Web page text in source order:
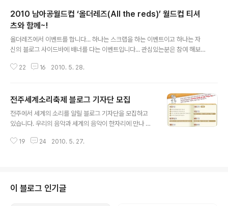
2010 남아공월드컵 ‘올더레즈(All the reds)’ 월드컵 티셔
츠와 함께~!
올더레즈에서 이벤트를 합니다... 하나는 스크랩을 하는 이벤트이고 하나는 자
신의 블로그 사이드바에 배너를 다는 이벤트입니다... 관심있는분은 참여 해보
까 하네요 2010 남아공월드컵 ‘올더레즈(All the reds)’ 월드컵 티셔츠와 함
멋진 볼트래핑에 이은 왼발슛, 안정환 선수의 이탈리아전 골든골, 홍명보 선수
의 4강을 확정짓는 승부차기 골 등 주옥같은 장면들을 떠올리면 지금도 가슴이
뛰는군요^^ 2006년 독일 월드컵을 지나 이제 얼마후면 전세계인들의 축제인
22 16 2010. 5. 28.
전주세계소리축제 블로그 기자단 모집
전주에서 세계의 소리를 알릴 블로그 기자단을 모집하고
있습니다. 우리의 음악과 세계의 음악이 한자리에 만나 소
축제를 널리 알릴 기자단을 모집 한다고 합니다... 모집대상
시 한번 확인해보세요! 관련홈페이지 http://www.sorife
stival.com/ 공지사항 부분을 확인하세요! 바로 지원하실
19 24 2010. 5. 27.
이 블로그 인기글